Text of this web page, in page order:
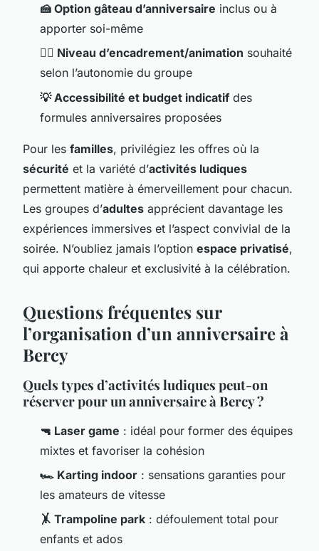
🍰 Option gâteau d’anniversaire inclus ou à
apporter soi-même
🦸‍♂️ Niveau d’encadrement/animation souhaité
selon l’autonomie du groupe
💡 Accessibilité et budget indicatif des
formules anniversaires proposées
Pour les familles, privilégiez les offres où la
sécurité et la variété d’activités ludiques
permettent matière à émerveillement pour chacun.
Les groupes d’adultes apprécient davantage les
expériences immersives et l’aspect convivial de la
soirée. N’oubliez jamais l’option espace privatisé,
qui apporte chaleur et exclusivité à la célébration.
Questions fréquentes sur
l’organisation d’un anniversaire à
Bercy
Quels types d’activités ludiques peut-on
réserver pour un anniversaire à Bercy ?
🔫 Laser game : idéal pour former des équipes
mixtes et favoriser la cohésion
🏎️ Karting indoor : sensations garanties pour
les amateurs de vitesse
🤸 Trampoline park : défoulement total pour
enfants et ados